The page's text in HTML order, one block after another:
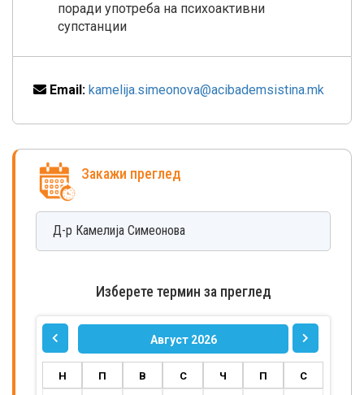
поради употреба на психоактивни
супстанции
Email: kamelija.simeonova@acibademsistina.mk
Закажи преглед
Д-р Камелија Симеонова
Изберете термин за преглед
Август 2026
Н П В С Ч П С